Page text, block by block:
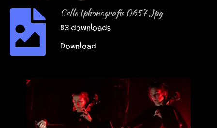
Cello Iphonografie 0657 Jpg
83 downloads
Download